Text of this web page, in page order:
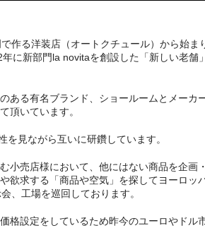
作る洋装店（オートクチュール）から始ま
に新部門la novitaを創設した「新しい老舗
ある有名ブランド、ショールームとメーカ
頂いています。
見ながら互いに研鑽しています。
小売店様において、他にはない商品を企画
欲求する「商品や空気」を探してヨーロッ
、工場を巡回しております。
格設定をしているため昨今のユーロやドル